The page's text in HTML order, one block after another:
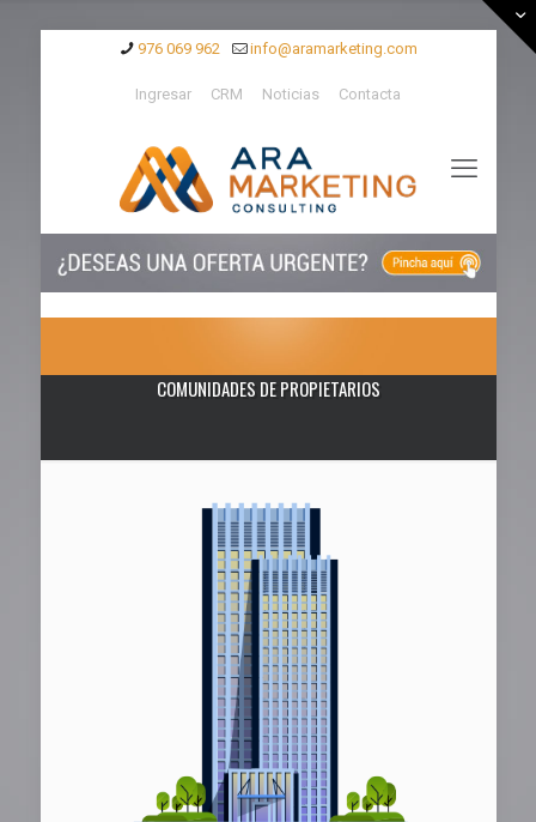
976 069 962 info@aramarketing.com
Ingresar CRM Noticias Contacta
COMUNIDADES DE PROPIETARIOS